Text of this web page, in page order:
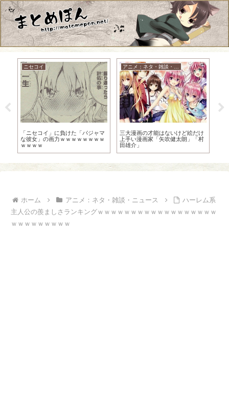
ニセコイ
「ニセコイ」に負けた「パジャマ
な彼女」の画力ｗｗｗｗｗｗｗｗ
ｗｗｗｗ
アニメ：ネタ・雑談・ニュース
三大漫画の才能はないけど絵だけ
上手い漫画家「矢吹健太朗」「村
田雄介」
ホーム アニメ：ネタ・雑談・ニュース
ハーレム系
主人公の羨ましさランキングｗｗｗｗｗｗｗｗｗｗｗｗｗｗｗｗｗｗ
ｗｗｗｗｗｗｗｗｗ